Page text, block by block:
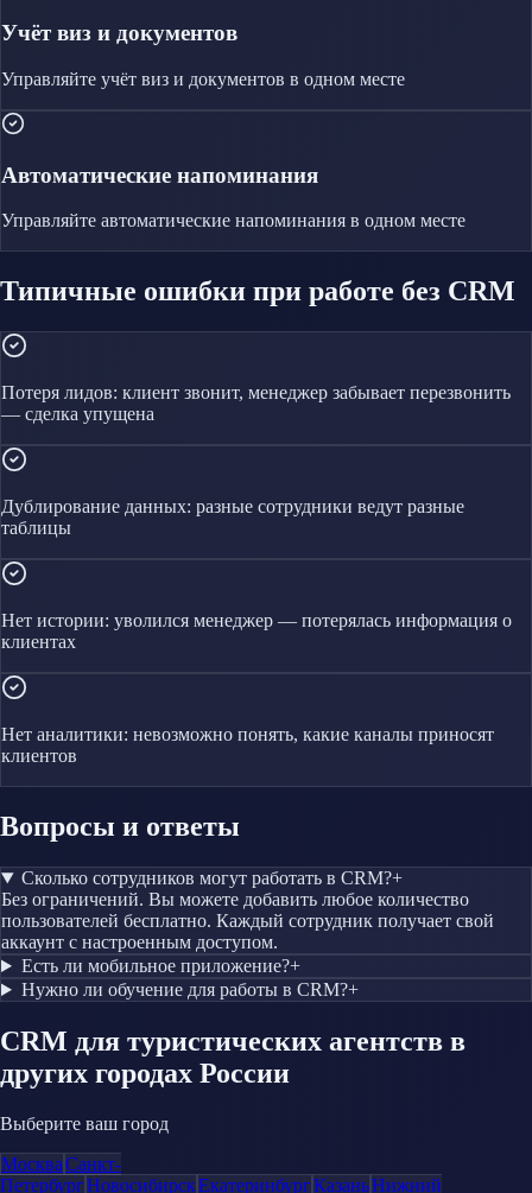
Учёт виз и документов
Управляйте учёт виз и документов в одном месте
Автоматические напоминания
Управляйте автоматические напоминания в одном месте
Типичные ошибки при работе без CRM
Потеря лидов: клиент звонит, менеджер забывает перезвонить
— сделка упущена
Дублирование данных: разные сотрудники ведут разные
таблицы
Нет истории: уволился менеджер — потерялась информация о
клиентах
Нет аналитики: невозможно понять, какие каналы приносят
клиентов
Вопросы и ответы
Сколько сотрудников могут работать в CRM?+
Без ограничений. Вы можете добавить любое количество
пользователей бесплатно. Каждый сотрудник получает свой
аккаунт с настроенным доступом.
Есть ли мобильное приложение?+
Нужно ли обучение для работы в CRM?+
CRM для туристических агентств в
других городах России
Выберите ваш город
МоскваСанкт-
ПетербургНовосибирскЕкатеринбургКазаньНижний